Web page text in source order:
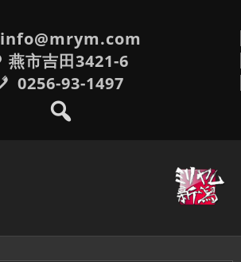
info@mrym.com
燕市吉田3421-6
0256-93-1497